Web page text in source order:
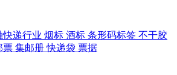
快递行业 烟标 酒标 条形码标签 不干胶
票 集邮册 快递袋 票据